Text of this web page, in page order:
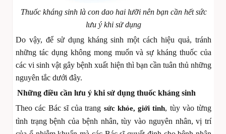
Thuốc kháng sinh là con dao hai lưỡi nên bạn cần hết sức
lưu ý khi sử dụng
Do vậy, để sử dụng kháng sinh một cách hiệu quả, tránh
những tác dụng không mong muốn và sự kháng thuốc của
các vi sinh vật gây bệnh xuất hiện thì bạn cần tuân thủ những
nguyên tắc dưới đây.
Những điều cần lưu ý khi sử dụng thuốc kháng sinh
Theo các Bác sĩ của trang sức khỏe, giới tinh, tùy vào từng
tình trạng bệnh của bệnh nhân, tùy vào nguyên nhân, vị trí